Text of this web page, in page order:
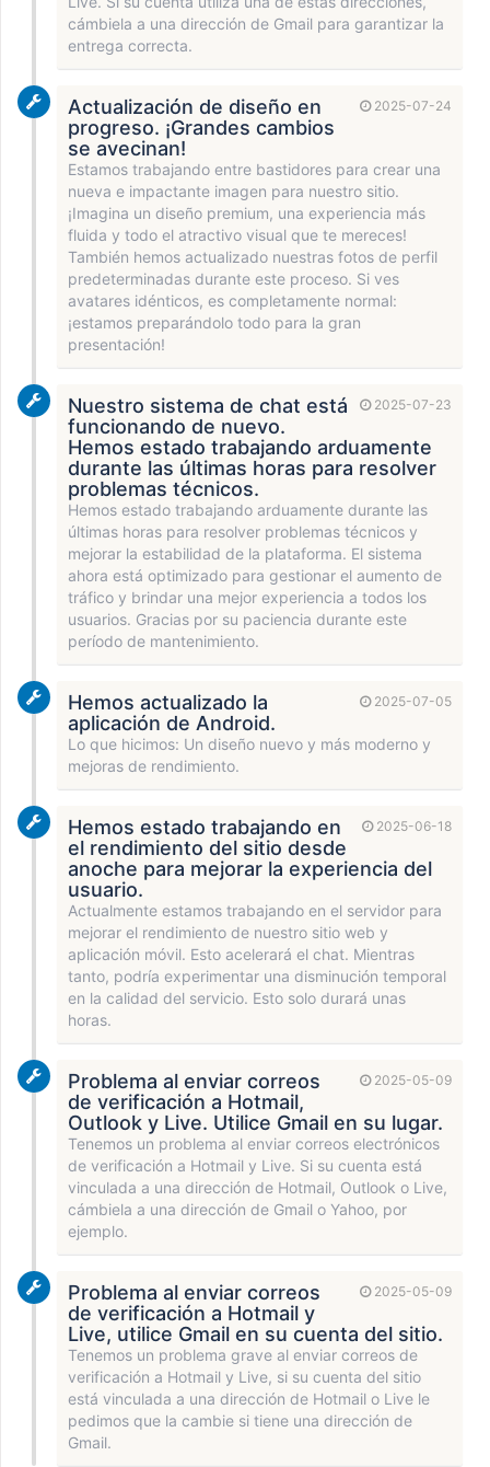
cámbiela a una dirección de Gmail para garantizar la
entrega correcta.
2025-07-24
Actualización de diseño en
progreso. ¡Grandes cambios
se avecinan!
Estamos trabajando entre bastidores para crear una
nueva e impactante imagen para nuestro sitio.
¡Imagina un diseño premium, una experiencia más
fluida y todo el atractivo visual que te mereces!
También hemos actualizado nuestras fotos de perfil
predeterminadas durante este proceso. Si ves
avatares idénticos, es completamente normal:
¡estamos preparándolo todo para la gran
presentación!
2025-07-23
Nuestro sistema de chat está
funcionando de nuevo.
Hemos estado trabajando arduamente
durante las últimas horas para resolver
problemas técnicos.
Hemos estado trabajando arduamente durante las
últimas horas para resolver problemas técnicos y
mejorar la estabilidad de la plataforma. El sistema
ahora está optimizado para gestionar el aumento de
tráfico y brindar una mejor experiencia a todos los
usuarios. Gracias por su paciencia durante este
período de mantenimiento.
2025-07-05
Hemos actualizado la
aplicación de Android.
Lo que hicimos: Un diseño nuevo y más moderno y
mejoras de rendimiento.
2025-06-18
Hemos estado trabajando en
el rendimiento del sitio desde
anoche para mejorar la experiencia del
usuario.
Actualmente estamos trabajando en el servidor para
mejorar el rendimiento de nuestro sitio web y
aplicación móvil. Esto acelerará el chat. Mientras
tanto, podría experimentar una disminución temporal
en la calidad del servicio. Esto solo durará unas
horas.
2025-05-09
Problema al enviar correos
de verificación a Hotmail,
Outlook y Live. Utilice Gmail en su lugar.
Tenemos un problema al enviar correos electrónicos
de verificación a Hotmail y Live. Si su cuenta está
vinculada a una dirección de Hotmail, Outlook o Live,
cámbiela a una dirección de Gmail o Yahoo, por
ejemplo.
2025-05-09
Problema al enviar correos
de verificación a Hotmail y
Live, utilice Gmail en su cuenta del sitio.
Tenemos un problema grave al enviar correos de
verificación a Hotmail y Live, si su cuenta del sitio
está vinculada a una dirección de Hotmail o Live le
pedimos que la cambie si tiene una dirección de
Gmail.